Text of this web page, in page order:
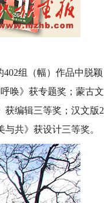
组（幅）作品中脱颖
唤》获专题奖；蒙古文
获编辑三等奖；汉文版2
共》获设计三等奖。